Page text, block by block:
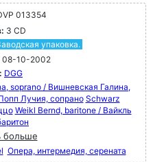
013354
3 CD
упаковка.
08-10-2002
DGG
soprano / Вишневская Галина,
Лучия, сопрано Schwarz
Weikl Bernd, baritone / Вайкль
больше
Опера, интермедия, серената